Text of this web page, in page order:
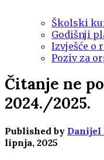
Školski
Godišnji
Izvješće o
Poziv za
Čitanje ne
2024./2025.
Published by Danijel
lipnja, 2025